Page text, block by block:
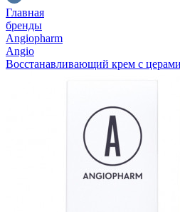
Главная
бренды
Angiopharm
Angio
Восстанавливающий крем с